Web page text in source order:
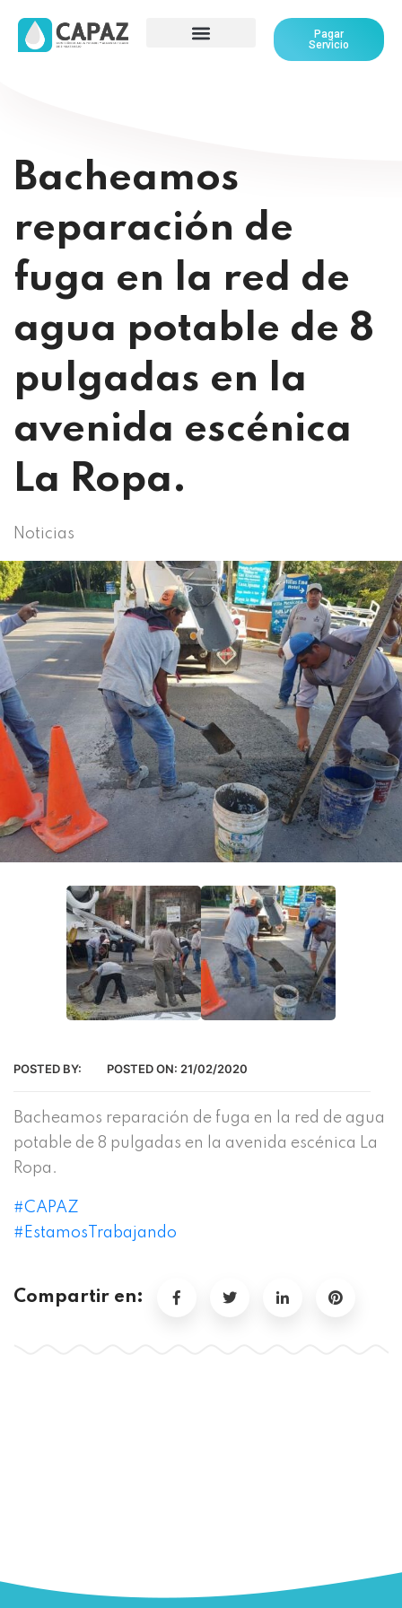
Pagar
Servicio
Bacheamos
reparación de
fuga en la red de
agua potable de 8
pulgadas en la
avenida escénica
La Ropa.
Noticias
POSTED BY: POSTED ON: 21/02/2020
Bacheamos reparación de fuga en la red de agua
potable de 8 pulgadas en la avenida escénica La
Ropa.
#CAPAZ
# EstamosTrabajando
Compartir en: